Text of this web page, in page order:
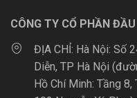
CÔNG TY CỔ PHẦN
ĐỊA CHỈ: Hà Nội: Số
Diễn, TP Hà Nội
Hồ Chí Minh: Tầng